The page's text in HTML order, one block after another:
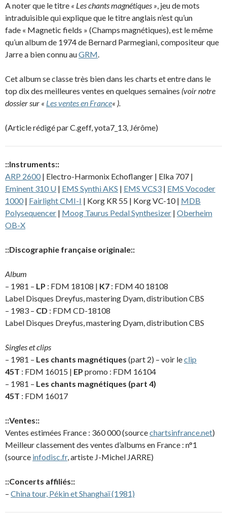
A noter que le titre « Les chants magnétiques », jeu de mots
intraduisible qui explique que le titre anglais n’est qu’un
fade « Magnetic fields » (Champs magnétiques), est le même
qu’un album de 1974 de Bernard Parmegiani, compositeur que
Jarre a bien connu auGRM.
Cet album se classe très bien dans les charts et entre dans le
top dix des meilleures ventes en quelques semaines (voir notre
dossier sur « Les ventes en France« ).
(Article rédigé par C.geff, yota7_13, Jérôme)
::Instruments::
ARP 2600 | Electro-Harmonix Echoflanger | Elka 707 |
Eminent 310 U | EMS Synthi AKS | EMS VCS3 | EMS Vocoder
1000 | Fairlight CMI-I | Korg KR 55 | Korg VC-10 | MDB
Polysequencer | Moog Taurus Pedal Synthesizer | Oberheim
OB-X
::Discographie française originale::
Album
– 1981 – LP : FDM 18108 | K7 : FDM 40 18108
Label Disques Dreyfus, mastering Dyam, distribution CBS
– 1983 – CD : FDM CD-18108
Label Disques Dreyfus, mastering Dyam, distribution CBS
Singles et clips
– 1981 – Les chants magnétiques (part 2) – voir leclip
45T : FDM 16015 | EP promo : FDM 16104
– 1981 – Les chants magnétiques (part 4)
45T : FDM 16017
::Ventes::
Ventes estimées France : 360 000 (sourcechartsinfrance.net)
Meilleur classement des ventes d’albums en France : n°1
(source infodisc.fr, artiste J-Michel JARRE)
::Concerts affiliés::
– China tour, Pékin et Shanghaï (1981)